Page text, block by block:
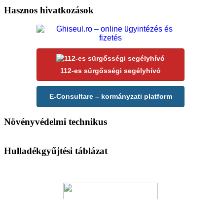
Hasznos hivatkozások
112-es sürgősségi segélyhívó
E-Consultare – kormányzati platform
Növényvédelmi technikus
Hulladékgyűjtési táblázat